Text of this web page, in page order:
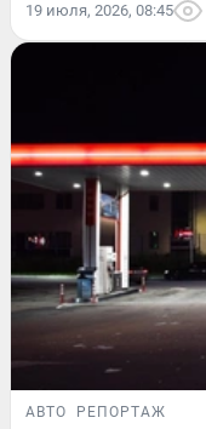
19 июля, 2026, 08:45
АВТО РЕПОРТАЖ